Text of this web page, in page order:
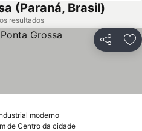
(Paraná, Brasil)
resultados
Partilhar
moderno
de Centro da cidade